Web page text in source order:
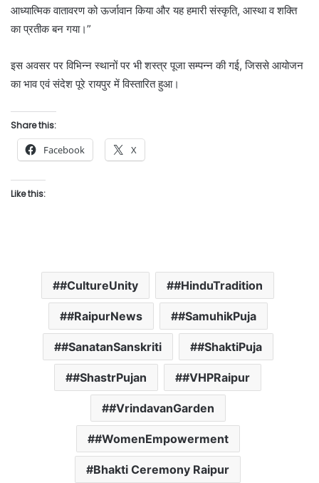
आध्यात्मिक वातावरण को ऊर्जावान किया और यह हमारी संस्कृति, आस्था व शक्ति
का प्रतीक बन गया।”
इस अवसर पर विभिन्न स्थानों पर भी शस्त्र पूजा सम्पन्न की गई, जिससे आयोजन
का भाव एवं संदेश पूरे रायपुर में विस्तारित हुआ।
Share this:
Facebook X
Like this:
#CultureUnity #HinduTradition
#RaipurNews #SamuhikPuja
#SanatanSanskriti #ShaktiPuja
#ShastrPujan #VHPRaipur
#VrindavanGarden
#WomenEmpowerment
Bhakti Ceremony Raipur